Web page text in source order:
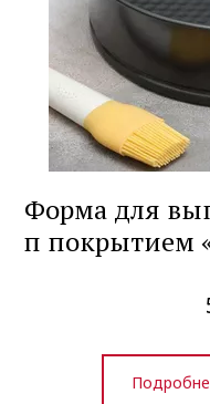
Форма для
п покрытием